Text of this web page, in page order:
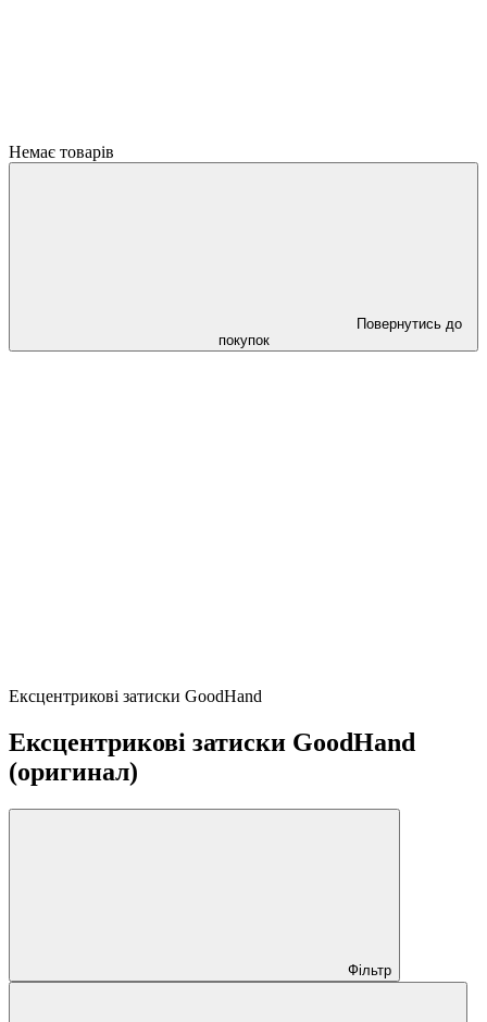
Немає товарів
Повернутись до
покупок
Ексцентрикові затиски GoodHand
Ексцентрикові затиски GoodHand
(оригинал)
Фільтр